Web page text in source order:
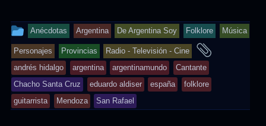
This
entry
was
posted
in
Anécdotas Argentina De Argentina Soy Folklore Música
Personajes Provincias Radio - Televisión - Cine
andrés hidalgo argentina argentinamundo
Cantante
Chacho Santa Cruz
eduardo aldiser españa
folklore
guitarrista
Mendoza San Rafael